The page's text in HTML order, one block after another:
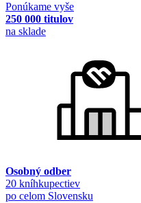
Ponúkame vyše
250 000 titulov
na sklade
Osobný odber
20 kníhkupectiev
po celom Slovensku